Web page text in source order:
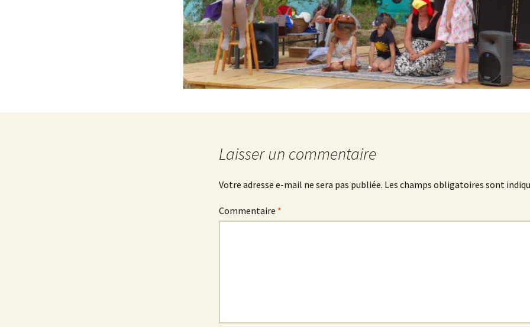
Atelier
« Molière
sur
les
planches »
CM2-
6ème
Laisser un commentaire
Votre adresse e-mail ne sera pas publiée. Les champs obligatoires sont
Commentaire *